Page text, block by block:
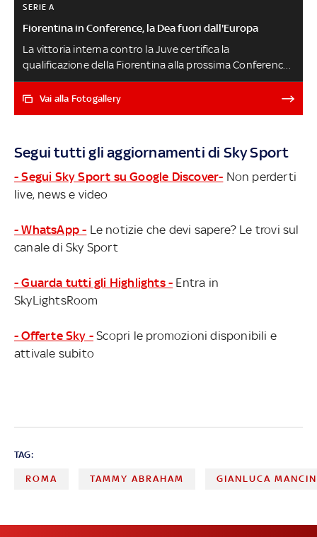
SERIE A
Fiorentina in Conference, la Dea fuori dall'Europa
La vittoria interna contro la Juve certifica la
qualificazione della Fiorentina alla prossima Conference
League, mentre l'Atalanta è fuori dall'Europa. La Lazio
chiude 5^ e in Europa League, obiettivo centrato anche
Vai alla Fotogallery
Segui tutti gli aggiornamenti di Sky Sport
- Segui Sky Sport su Google Discover- Non perderti
live, news e video
- WhatsApp - Le notizie che devi sapere? Le trovi sul
canale di Sky Sport
- Guarda tutti gli Highlights - Entra in
SkyLightsRoom
- Offerte Sky - Scopri le promozioni disponibili e
attivale subito
TAG:
ROMA TAMMY ABRAHAM GIANLUCA